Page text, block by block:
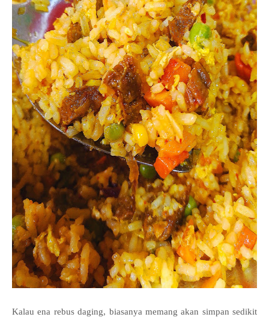
Kalau ena rebus daging, biasanya memang akan simpan sedikit